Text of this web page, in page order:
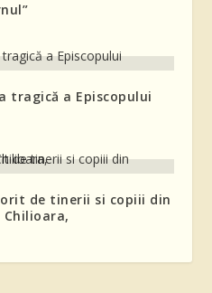
tragică a Episcopului
de tinerii si copiii din